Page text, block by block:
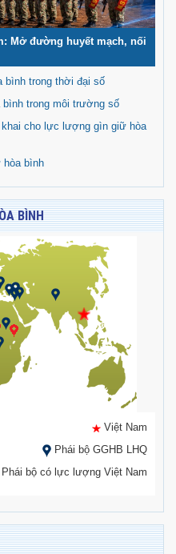
Mở đường huyết mạch, nối
bình trong thời đại số
trong môi trường số
khai cho lực lượng gìn giữ hòa
hòa bình
BÌNH
Việt Nam
Phái bộ GGHB LHQ
Phái bộ có lực lượng Việt Nam